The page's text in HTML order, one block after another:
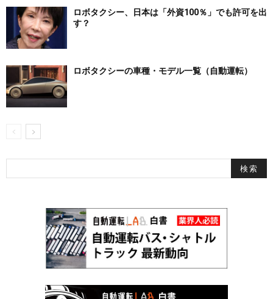
ロボタクシー、日本は「外資100％」でも許可を出
す？
ロボタクシーの車種・モデル一覧（自動運転）